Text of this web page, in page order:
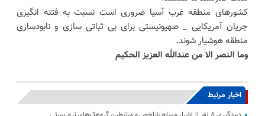
کشورهای منطقه غرب آسیا ضروری است نسبت به فتنه انگیزی
جریان آمریکایی _ صهیونیستی برای بی ثباتی سازی و نابودسازی
منطقه هوشیار شوند.
وما النصر الا من عندالله العزیز الحکیم
اخبار مرتبط